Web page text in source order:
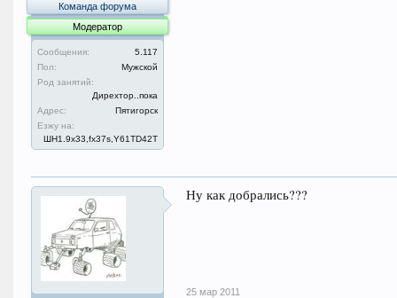
Команда форума
Модератор
Сообщения:
5.117
Пол:
Мужской
Род занятий:
Дирехтор..пока
Адрес:
Пятигорск
Езжу на:
ШН1.9x33,fx37s,Y61TD42T
Ну как добрались???
25 мар 2011